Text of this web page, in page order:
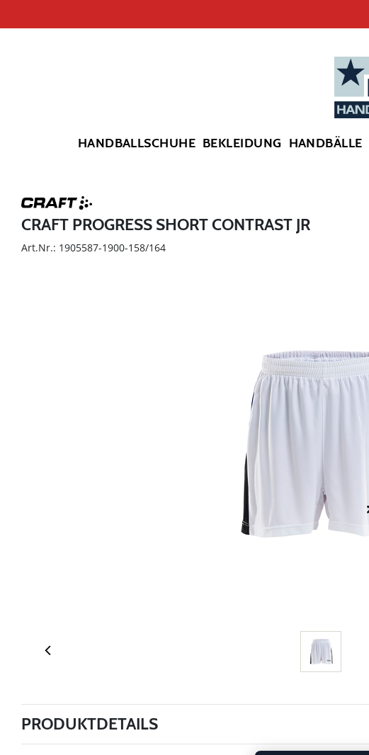
HANDBALLSCHUHE BEKLEIDUNG HANDBÄLLE
CRAFT PROGRESS SHORT CONTRAST JR
Art.Nr.: 1905587-1900-158/164
PRODUKTDETAILS